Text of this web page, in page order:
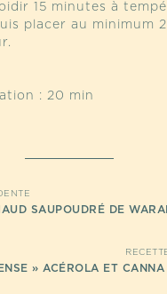
15 minutes à
placer au minimum
: 20 min
SAUPOUDRÉ DE
» ACÉROLA ET CANNA